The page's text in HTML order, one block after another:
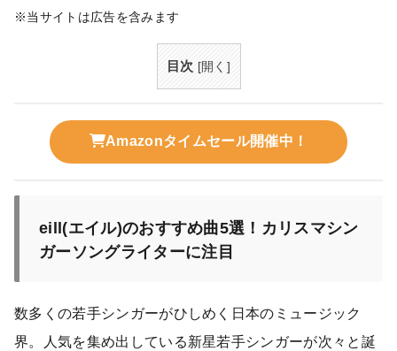
※当サイトは広告を含みます
目次 [開く ]
Amazonタイムセール開催中！
eill(エイル)のおすすめ曲5選！カリスマシン
ガーソングライターに注目
数多くの若手シンガーがひしめく日本のミュージック
界。人気を集め出している新星若手シンガーが次々と誕